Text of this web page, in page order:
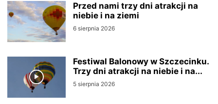
Przed nami trzy dni atrakcji na
niebie i na ziemi
6 sierpnia 2026
Festiwal Balonowy w Szczecinku.
Trzy dni atrakcji na niebie i na...
5 sierpnia 2026